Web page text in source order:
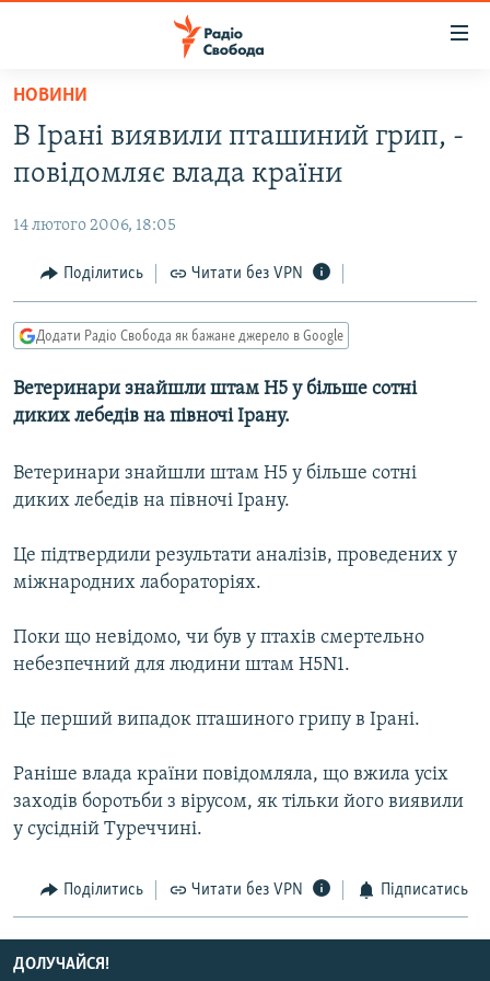
Перейти
основного
матеріалу
до
навігації
Перейти
до
ВСЕ ЗА ДОБУ
ПОЛІТИКА
ЕКОНОМІКА
КУЛЬТУРА
СПОРТ
СВІТ
ВІЙНА
РОСІЙСЬКА «ФІЛЬТРАЦІЯ»
КРИМ.РЕАЛІЇ
ТИ ЯК?
СХЕМИ
КИТАЙ.ВИКЛИКИ
МУЛЬТИМЕДІА
ФОТО
СПЕЦПРОЄКТИ
ПОДКАСТИ
РУС
КТАТ
НОВИНИ
В Ірані виявили пташиний грип, -
повідомляє влада країни
14 лютого 2006, 18:05
Поділитись Читати без VPN
Додати Радіо Свобода як бажане джерело в Google
Ветеринари знайшли штам Н5 у більше сотні
диких лебедів на півночі Ірану.
Ветеринари знайшли штам Н5 у більше сотні
диких лебедів на півночі Ірану.
Це підтвердили результати аналізів, проведених у
міжнародних лабораторіях.
Поки що невідомо, чи був у птахів смертельно
небезпечний для людини штам H5N1.
Це перший випадок пташиного грипу в Ірані.
Раніше влада країни повідомляла, що вжила усіх
заходів боротьби з вірусом, як тільки його виявили
у сусідній Туреччині.
Поділитись Читати без VPN Підписатись
ДОЛУЧАЙСЯ!